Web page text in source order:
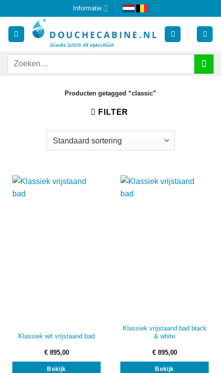
naar
inhoud
Informatie
Zoeken
Producten getagged “classic”
FILTER
Klassiek wit vrijstaand bad
€895,00
Bekijk
Klassiek vrijstaand bad black
& white
€895,00
Bekijk